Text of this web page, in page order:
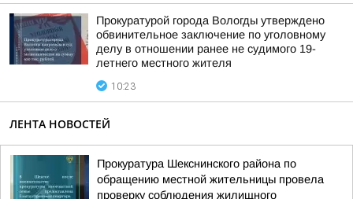
Прокуратурой города Вологды утверждено
обвинительное заключение по уголовному
делу в отношении ранее не судимого 19-
летнего местного жителя
10:23
ЛЕНТА НОВОСТЕЙ
Прокуратура Шекснинского района по
обращению местной жительницы провела
проверку соблюдения жилищного